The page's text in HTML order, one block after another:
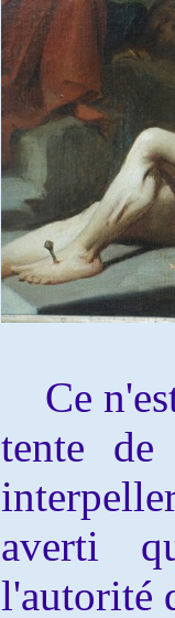
Ce
tente de
averti
l'autorité